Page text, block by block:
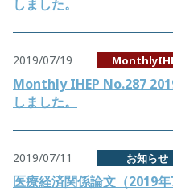
しました。
2019/07/19
Monthly IHEP No.287
しました。
2019/07/11 お知らせ
医療経済関係論文（2019